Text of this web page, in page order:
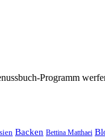
Programm
Backen Bettina Matthaei